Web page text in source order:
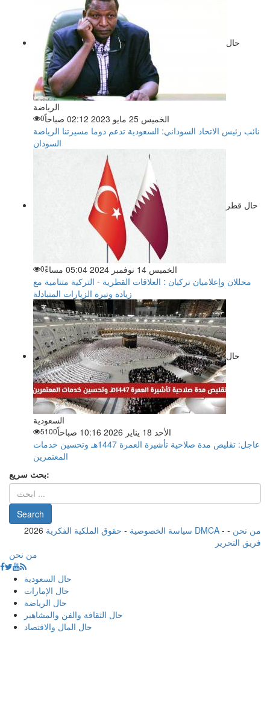
حال
الرياضة
الخميس 25 مايو 2023 02:12 صباحاً
0
نائب رئيس الاتحاد السوداني: السعودية تدعم دوما مسيرتنا الرياضة
السودان
حال قطر
الخميس 14 نوفمبر 2024 05:04 مساءً 0
محللان وإعلاميان تركيان : العلاقات القطرية - التركية متنامية مع
زيادة وتيرة الزيارات المتبادلة
حال
السعودية
الأحد 18 يناير 2026 10:16 صباحاً
5100
عاجل: تقليص مدة صلاحية تأشيرة العمرة 1447هـ وتحسين خدمات
المعتمرين
بحث سريع:
2026 سياسة الخصوصية - حقوق الملكية الفكرية DMCA - من نحن -
فريق التحرير
من نحن
حال السعودية
حال الإمارات
حال الرياضة
حال الثقافة والفن والمشاهير
حال المال والاقتصاد